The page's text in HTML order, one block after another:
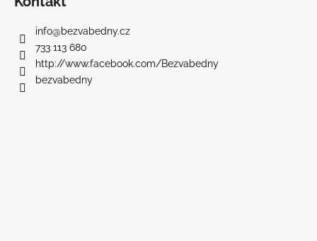
info@bezvabedny.cz
733 113 680
http://www.facebook.com/Bezvabedny
bezvabedny